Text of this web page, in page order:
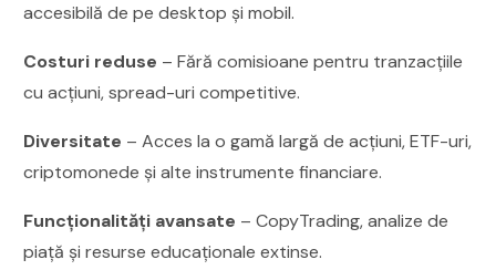
accesibilă de pe desktop și mobil.
Costuri reduse – Fără comisioane pentru tranzacțiile
cu acțiuni, spread-uri competitive.
Diversitate – Acces la o gamă largă de acțiuni, ETF-uri,
criptomonede și alte instrumente financiare.
Funcționalități avansate – CopyTrading, analize de
piață și resurse educaționale extinse.